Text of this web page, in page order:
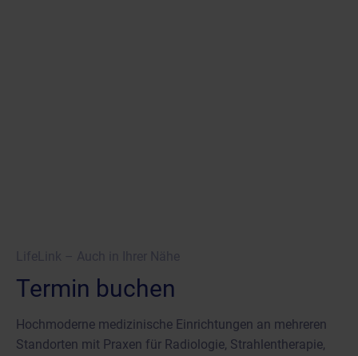
Termin buchen
Hochmoderne medizinische Einrichtungen an mehreren
Standorten mit Praxen für Radiologie, Strahlentherapie,